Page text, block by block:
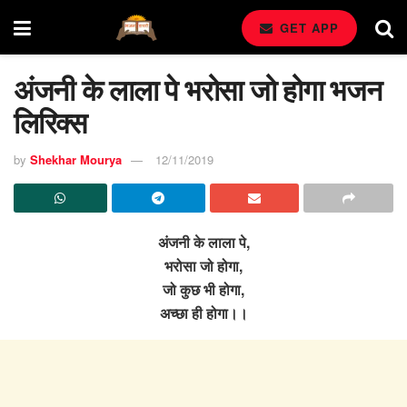
GET APP
अंजनी के लाला पे भरोसा जो होगा भजन
लिरिक्स
by Shekhar Mourya 12/11/2019
अंजनी के लाला पे,
भरोसा जो होगा,
जो कुछ भी होगा,
अच्छा ही होगा।।